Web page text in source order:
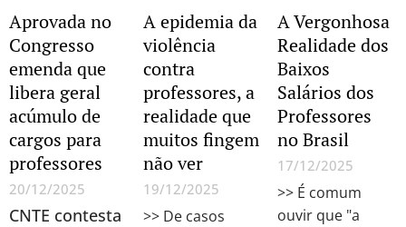
vida e
competitividade
reconhecem que
a educação é um
pilar essencial, e
que não há
educação de
qualidade sem
professores
conseguir atrair,
desenvolver e
valorizar"
Aprovada no
Congresso
emenda que
libera geral
acúmulo de
cargos para
professores
20/12/2025
CNTE contesta
A epidemia da
violência
contra
professores, a
realidade que
muitos fingem
não ver
19/12/2025
>> De casos
A Vergonhosa
Realidade dos
Baixos
Salários dos
Professores
no Brasil
17/12/2025
>> É comum
ouvir que "a